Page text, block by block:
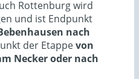
Rottenburg wird
und ist Endpunkt
nach
der Etappevon
Necker oder nach